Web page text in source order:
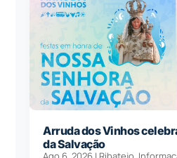
Arruda dos Vinhos
da Salvação